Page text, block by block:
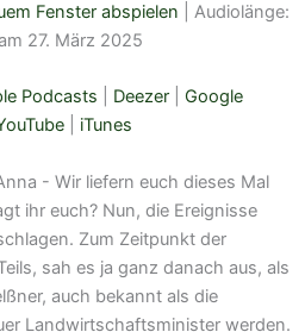
Apple Podcasts
Google Podcasts
Spotify
Fenster abspielen
Audiolänge:
27. März 2025
Podcasts Deezer
Google
iTunes
- Wir liefern euch dieses Mal
ihr euch? Nun, die Ereignisse
Zum Zeitpunkt der
sah es ja ganz danach aus, als
auch bekannt als die
Landwirtschaftsminister werden.